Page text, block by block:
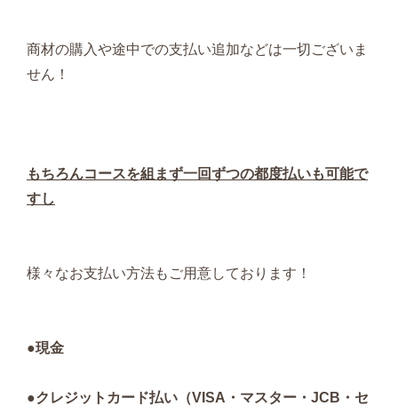
商材の購入や途中での支払い追加などは一切ございま
せん！
もちろんコースを組まず一回ずつの都度払いも可能で
すし
様々なお支払い方法もご用意しております！
●現金
●クレジットカード払い（VISA・マスター・JCB・セ